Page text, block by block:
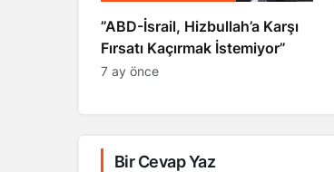
​​​​​​​”ABD-İsrail, Hizbullah’a Karşı
Fırsatı Kaçırmak İstemiyor”
7 ay önce
Bir Cevap Yaz